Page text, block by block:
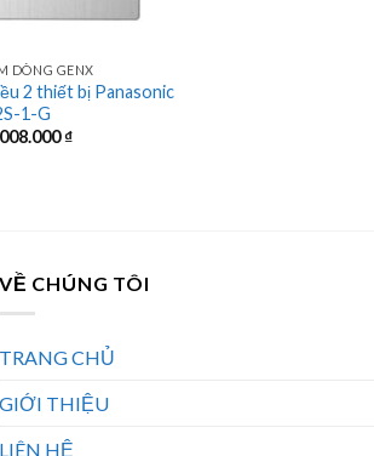
DÒNG GENX
2 thiết bị Panasonic
1-G
₫Giá
VỀ CHÚNG TÔI
TRANG CHỦ
GIỚI THIỆU
LIÊN HỆ